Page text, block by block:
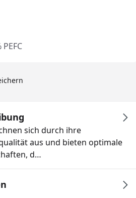
PEFC
sich durch ihre
aus und bieten optimale
d…